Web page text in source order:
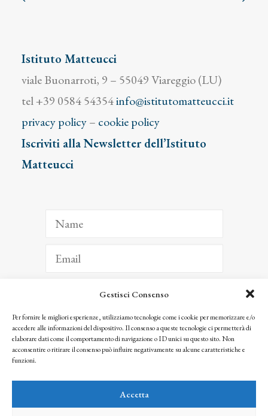
Gestisci Consenso
Per fornire le migliori esperienze, utilizziamo tecnologie come i cookie per memorizzare e/o
accedere alle informazioni del dispositivo. Il consenso a queste tecnologie ci permetterà di
elaborare dati come il comportamento di navigazione o ID unici su questo sito. Non
acconsentire o ritirare il consenso può influire negativamente su alcune caratteristiche e
funzioni.
Accetta
Istituto Matteucci
viale Buonarroti, 9 – 55049 Viareggio (LU)
tel +39 0584 54354info@istitutomatteucci.it
privacy policy– cookie policy
Iscriviti alla Newsletter dell’Istituto
Matteucci
ISCRIVITI
Facendo clic per iscriverti, riconosci che le tue informazioni saranno trattate
seguendo la nostra Privacy Policy
© 2025 Istituto Matteucci. All right reserved
l’autorizzazione scritta dei proprietari dei diritti e dell’Istituto Matteucci